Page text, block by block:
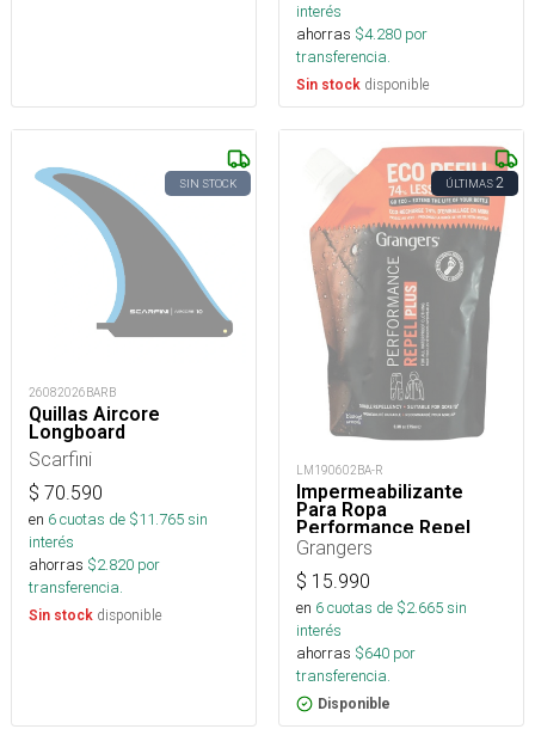
interés
ahorras $4.280 por
transferencia.
Sin stock disponible
SIN STOCK
26082026BARB
Quillas Aircore
Longboard
Scarfini
$ 70.590
en 6cuotas de $11.765sin
interés
ahorras $2.820 por
transferencia.
Sin stock disponible
ÚLTIMAS2
LM190602BA-R
Impermeabilizante
Para Ropa
Performance Repel
Plus Eco Refill 275 Ml
Grangers
$ 15.990
en 6cuotas de $2.665sin
interés
ahorras $640 por
transferencia.
Disponible